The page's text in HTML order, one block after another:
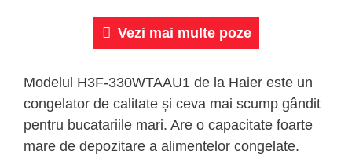
Vezi mai multe poze
Modelul H3F-330WTAAU1 de la Haier este un
congelator de calitate și ceva mai scump gândit
pentru bucatariile mari. Are o capacitate foarte
mare de depozitare a alimentelor congelate.